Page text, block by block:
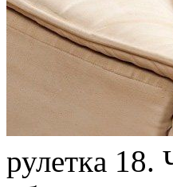
рулeткa 18.